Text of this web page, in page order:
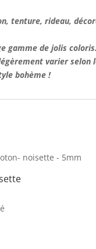
tenture, rideau,
gamme de jolis coloris.
varier selon
bohème !